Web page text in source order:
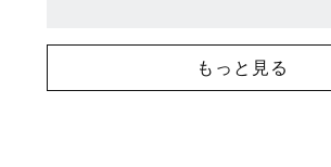
もっと見る